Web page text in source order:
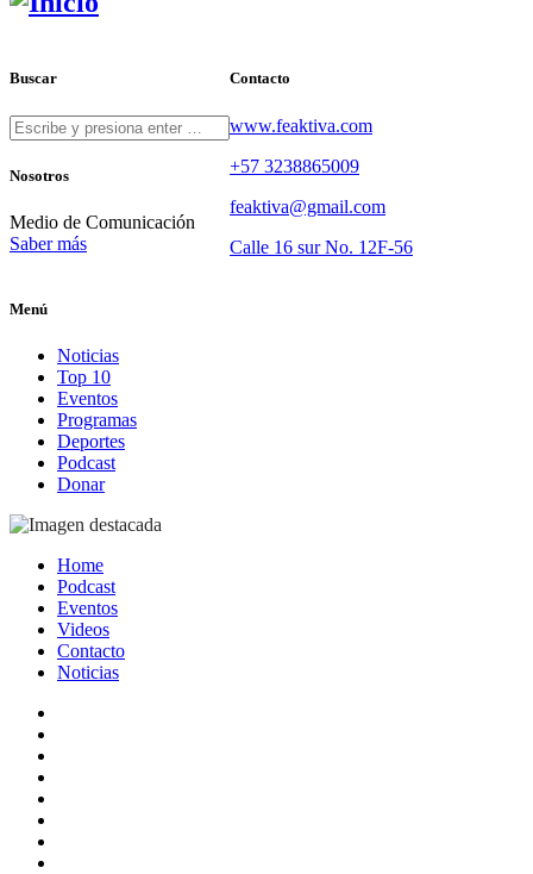
Buscar Contacto
www.feaktiva.com
+57 3238865009
feaktiva@gmail.com
Calle 16 sur No. 12F-56
Nosotros
Medio de Comunicación
Saber más
Menú
Noticias
Top 10
Eventos
Programas
Deportes
Podcast
Donar
Home
Podcast
Eventos
Videos
Contacto
Noticias